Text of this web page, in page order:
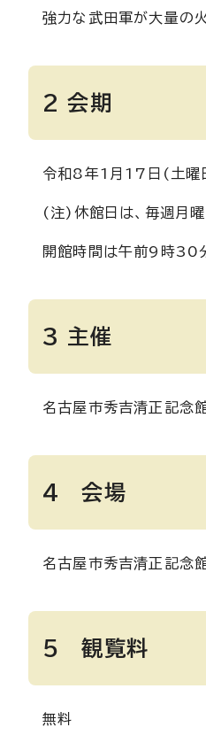
強力な武田軍が大量の火
2 会期
令和8年1月17日(土
(注)休館日は、毎週月
開館時間は午前9時30
3 主催
名古屋市秀吉清正記念
4 会場
名古屋市秀吉清正記念
5 観覧料
無料